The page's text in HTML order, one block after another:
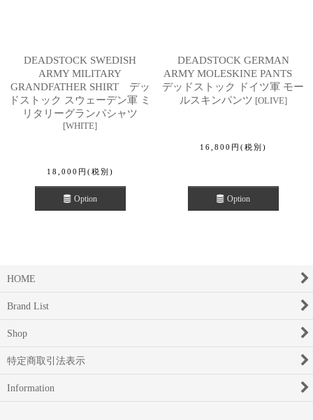
DEADSTOCK SWEDISH
ARMY MILITARY
GRANDFATHER SHIRT デッ
ドストック スウェーデン軍 ミ
リタリーグランパシャツ
[WHITE]
18,000 円 (税別)
Option
DEADSTOCK GERMAN
ARMY MOLESKINE PANTS
デッドストック ドイツ軍 モー
ルスキンパンツ [OLIVE]
16,800 円 (税別)
Option
HOME
Brand List
Shop
特定商取引法表示
Information